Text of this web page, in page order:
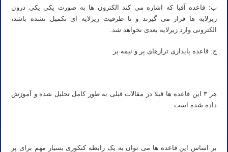
ب: قاعده آفبا که اشاره می کند الکترون ها به صورت یکی یکی درون
زیرلایه ها قرار می گیرند و تا ظرفیت زیرلایه ای تکمیل نشده باشد،
الکترونی وارد زیرلایه بعدی نخواهد شد.
ج: قاعده پایداری ترازهای پر و نیمه پر
هر ۳ این قاعده ها قبلا در مقالات قبلی به طور کامل تحلیل شده و آموزش
داده شده است.
بر اساس این قاعده ها می توان به یک رابطه کنکوری بسیار مهم برای پر